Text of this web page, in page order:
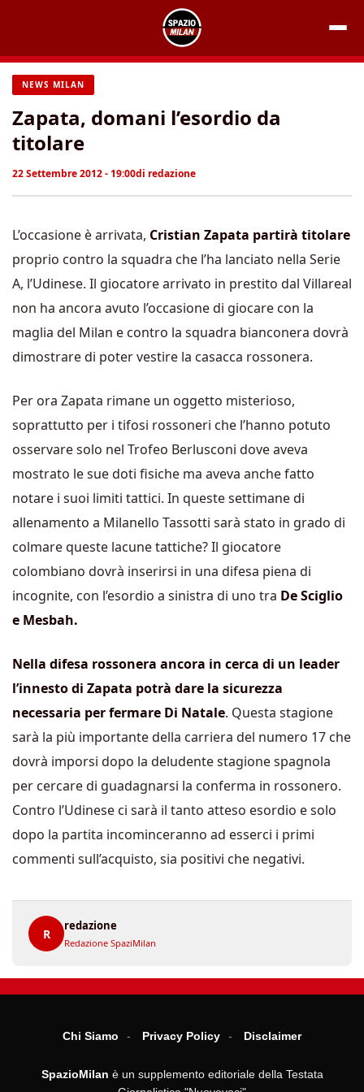
contenuto
NEWS MILAN
Zapata, domani l’esordio da
titolare
22 Settembre 2012 - 19:00di redazione
L’occasione è arrivata, Cristian Zapata partirà titolare
proprio contro la squadra che l’ha lanciato nella Serie
A, l’Udinese. Il giocatore arrivato in prestito dal Villareal
non ha ancora avuto l’occasione di giocare con la
maglia del Milan e contro la squadra bianconera dovrà
dimostrare di poter vestire la casacca rossonera.
Per ora Zapata rimane un oggetto misterioso,
soprattutto per i tifosi rossoneri che l’hanno potuto
osservare solo nel Trofeo Berlusconi dove aveva
mostrato le sue doti fisiche ma aveva anche fatto
notare i suoi limiti tattici. In queste settimane di
allenamento a Milanello Tassotti sarà stato in grado di
colmare queste lacune tattiche? Il giocatore
colombiano dovrà inserirsi in una difesa piena di
incognite, con l’esordio a sinistra di uno tra De Sciglio
e Mesbah.
Nella difesa rossonera ancora in cerca di un leader
l’innesto di Zapata potrà dare la sicurezza
necessaria per fermare Di Natale. Questa stagione
sarà la più importante della carriera del numero 17 che
dovrà imporsi dopo la deludente stagione spagnola
per cercare di guadagnarsi la conferma in rossonero.
Contro l’Udinese ci sarà il tanto atteso esordio e solo
dopo la partita incominceranno ad esserci i primi
commenti sull’acquisto, sia positivi che negativi.
R
redazione
Redazione SpaziMilan
Chi Siamo Privacy Policy Disclaimer
SpazioMilan è un supplemento editoriale della Testata